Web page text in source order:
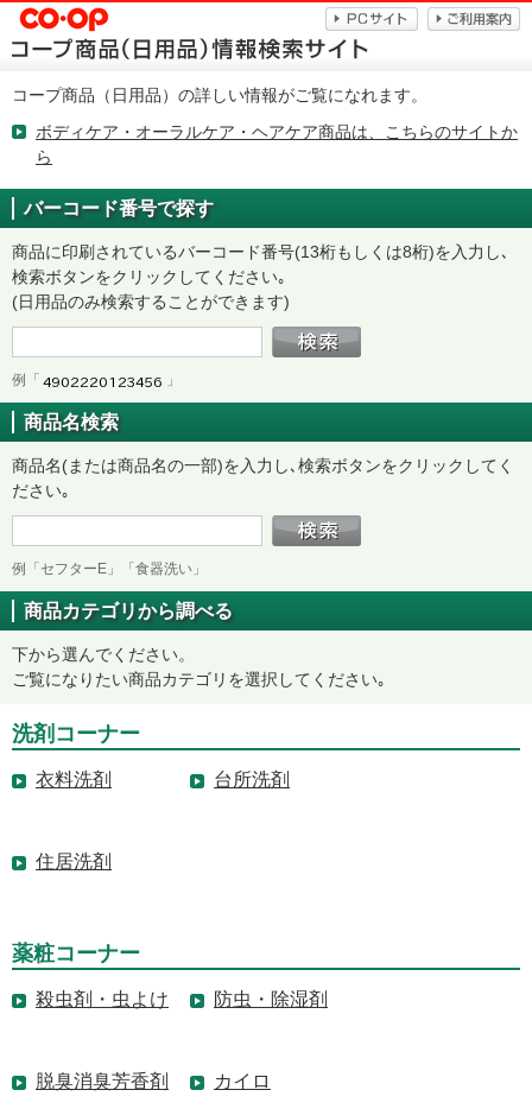
コープ商品（日用品）の詳しい情報がご覧になれます。
ボディケア・オーラルケア・ヘアケア商品は、こちらのサイトか
ら
バーコード番号で探す
商品に印刷されているバーコード番号(13桁もしくは8桁)を入力し､
検索ボタンをクリックしてください｡
(日用品のみ検索することができます)
例「 」
商品名検索
商品名(または商品名の一部)を入力し､検索ボタンをクリックしてく
ださい｡
例「セフターE」「食器洗い」
商品カテゴリから調べる
下から選んでください。
ご覧になりたい商品カテゴリを選択してください｡
洗剤コーナー
衣料洗剤 台所洗剤
住居洗剤
薬粧コーナー
殺虫剤・虫よけ 防虫・除湿剤
脱臭消臭芳香剤 カイロ